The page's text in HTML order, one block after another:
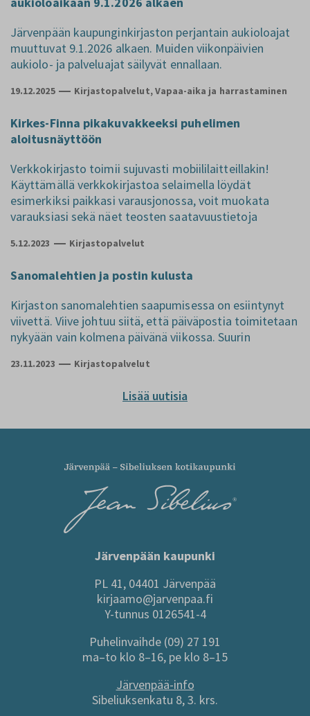
Järvenpään kaupunginkirjaston perjantain aukioloajat
muuttuvat 9.1.2026 alkaen. Muiden viikonpäivien
aukiolo- ja palveluajat säilyvät ennallaan.
19.12.2025 Kirjastopalvelut, Vapaa-aika ja harrastaminen
Kirkes-Finna pikakuvakkeeksi puhelimen
aloitusnäyttöön
Verkkokirjasto toimii sujuvasti mobiililaitteillakin!
Käyttämällä verkkokirjastoa selaimella löydät
esimerkiksi paikkasi varausjonossa, voit muokata
varauksiasi sekä näet teosten saatavuustietoja
5.12.2023 Kirjastopalvelut
Sanomalehtien ja postin kulusta
Kirjaston sanomalehtien saapumisessa on esiintynyt
viivettä. Viive johtuu siitä, että päiväpostia toimitetaan
nykyään vain kolmena päivänä viikossa. Suurin
23.11.2023 Kirjastopalvelut
Lisää uutisia
Järvenpään kaupunki
PL 41, 04401 Järvenpää
kirjaamo@jarvenpaa.fi
Y-tunnus 0126541-4
Puhelinvaihde (09) 27 191
ma–to klo 8–16, pe klo 8–15
Järvenpää-info
Sibeliuksenkatu 8, 3. krs.